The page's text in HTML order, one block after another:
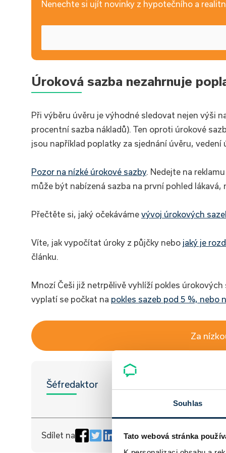
Souhlas
Tato webová stránka
Nenechte si ujít novinky z hypotečního a
Úroková sazba nezahrnuje
Při výběru úvěru je výhodné sledovat nejen výši
procentní sazba nákladů). Ten oproti úrokové
jsou například poplatky za sjednání úvěru,
Pozor na nízké úrokové sazby. Nedejte na
může být nabízená sazba na první pohled
Přečtěte si, jaký očekáváme vývoj úrokových
Víte, jak vypočítat úroky z půjčky nebo jaký je
článku.
Mnozí Češi již netrpělivě vyhlíží pokles
vyplatí se počkat na pokles sazeb pod 5 %, nebo
Za
Šéfredaktor
Sdílet na